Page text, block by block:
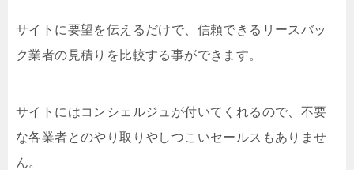
サイトに要望を伝えるだけで、信頼できるリースバッ
ク業者の見積りを比較する事ができます。
サイトにはコンシェルジュが付いてくれるので、不要
な各業者とのやり取りやしつこいセールスもありませ
ん。